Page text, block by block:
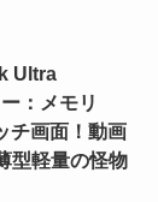
Ultra
：メモリ
チ画面！動画
型軽量の怪物